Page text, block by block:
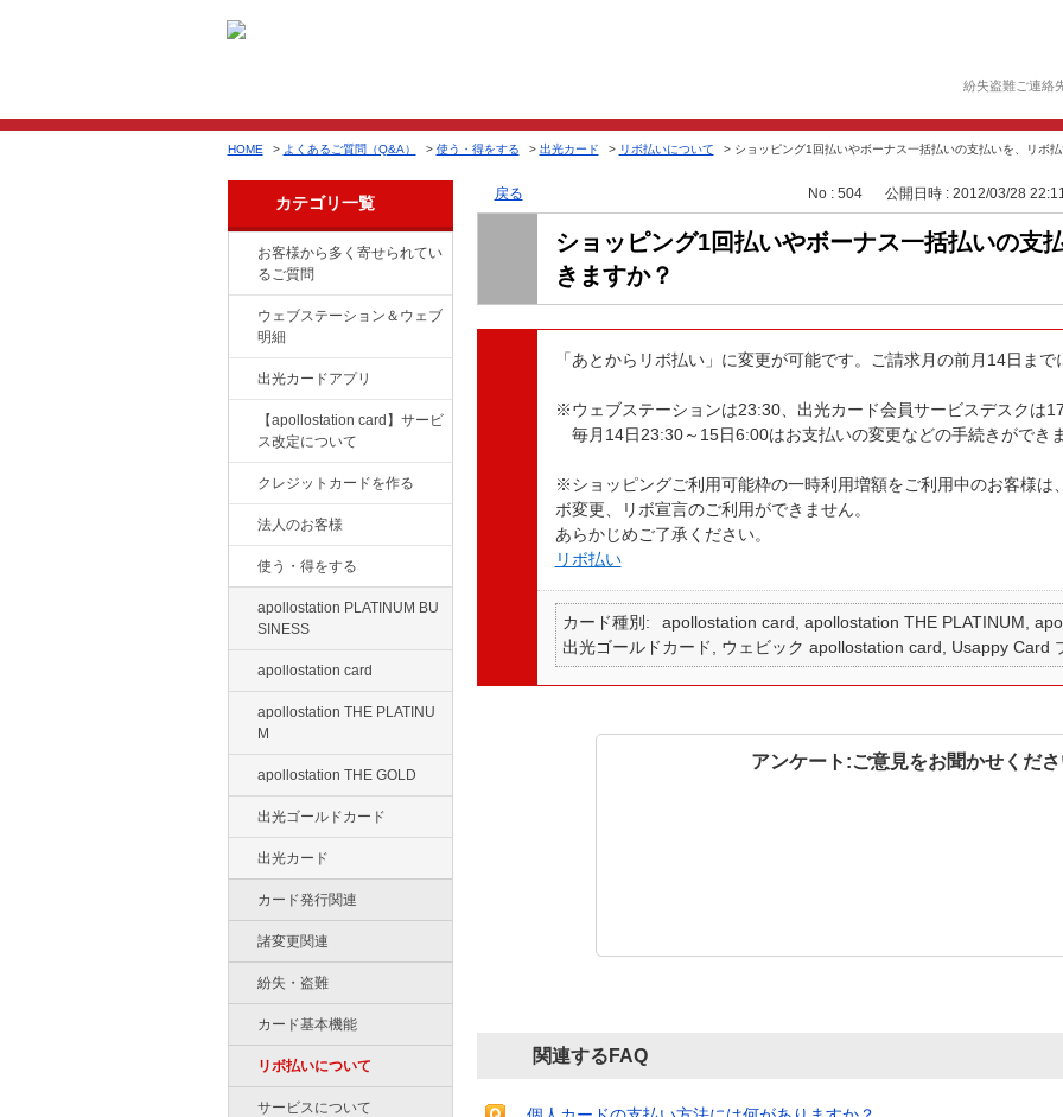
紛失盗難ご連絡
HOME > よくあるご質問（Q&A） > 使う・得をする > 出光カード > リボ払いについて > ショッピング1回払いやボーナス一括払いの支払いを、リボ
カテゴリ一覧
お客様から多く寄せられてい
るご質問
ウェブステーション＆ウェブ
明細
出光カードアプリ
【apollostation card】サービ
ス改定について
クレジットカードを作る
法人のお客様
使う・得をする
apollostation PLATINUM BU
SINESS
apollostation card
apollostation THE PLATINU
M
apollostation THE GOLD
出光ゴールドカード
出光カード
カード発行関連
諸変更関連
紛失・盗難
カード基本機能
リボ払いについて
サービスについて
戻る No : 504 公開日時 : 2012/03/28
ショッピング1回払いやボーナス一括払いの支
きますか？
「あとからリボ払い」に変更が可能です。ご請求月の前月14日まで
※ウェブステーションは23:30、出光カード会員サービスデスクは
毎月14日23:30～15日6:00はお支払いの変更などの手続きができま
※ショッピングご利用可能枠の一時利用増額をご利用中のお客様は
ボ変更、リボ宣言のご利用ができません。
あらかじめご了承ください。
リボ払い
カード種別
apollostation card, apollostation THE PLATINUM,
出光ゴールドカード, ウェビック apollostation card, Usappy Card
アンケート:ご意見をお聞かせくだ
関連するFAQ